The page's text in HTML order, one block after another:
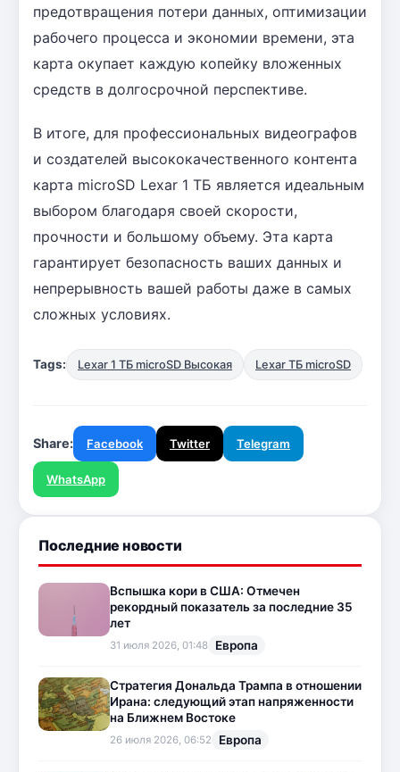
предотвращения потери данных, оптимизации
рабочего процесса и экономии времени, эта
карта окупает каждую копейку вложенных
средств в долгосрочной перспективе.
В итоге, для профессиональных видеографов
и создателей высококачественного контента
карта microSD Lexar 1 ТБ является идеальным
выбором благодаря своей скорости,
прочности и большому объему. Эта карта
гарантирует безопасность ваших данных и
непрерывность вашей работы даже в самых
сложных условиях.
Tags: Lexar 1 ТБ microSD Высокая Lexar ТБ microSD
Share: Facebook Twitter Telegram
WhatsApp
Последние новости
Вспышка кори в США: Отмечен
рекордный показатель за последние 35
лет
31 июля 2026, 01:48 Европа
Стратегия Дональда Трампа в отношении
Ирана: следующий этап напряженности
на Ближнем Востоке
26 июля 2026, 06:52 Европа